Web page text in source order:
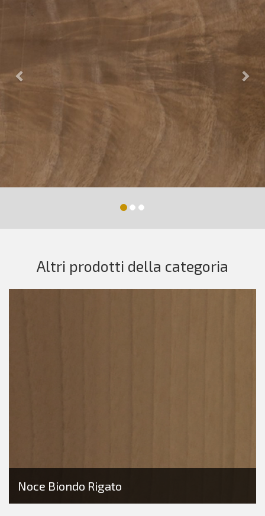
Altri prodotti della categoria
Noce Biondo Rigato